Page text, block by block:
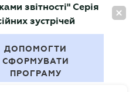
RU
звітності" Серія
зустрічей
ДОПОМОГТИ
СФОРМУВАТИ
ПРОГРАМУ